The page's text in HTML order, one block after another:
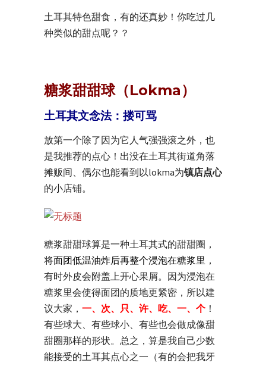
土耳其特色甜食，有的还真妙！你吃过几
种类似的甜点呢？？
糖浆甜甜球（Lokma）
土耳其文念法：搂可骂
放第一个除了因为它人气强强滚之外，也
是我推荐的点心！出没在土耳其街道角落
摊贩间、偶尔也能看到以lokma为镇店点心
的小店铺。
糖浆甜甜球算是一种土耳其式的甜甜圈，
将面团低温油炸后再整个浸泡在糖浆里 ，
有时外皮会附盖上开心果屑。因为浸泡在
糖浆里会使得面团的质地更紧密，所以建
议大家， 一、次、只、许、吃、一、个 ！
有些球大、有些球小、有些也会做成像甜
甜圈那样的形状。总之，算是我自己少数
能接受的土耳其点心之一（有的会把我牙